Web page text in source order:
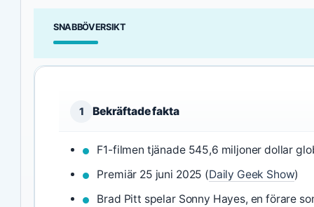
SNABBÖVERSIKT
1 Bekräftade fakta
F1-filmen tjänade 545,6 miljoner dollar
Premiär 25 juni 2025 (Daily Geek Show)
Brad Pitt spelar Sonny Hayes, en förare